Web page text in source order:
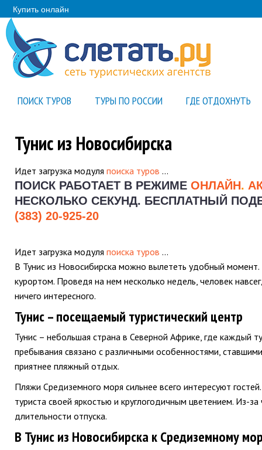
Купить онлайн
ПОИСК ТУРОВ ТУРЫ ПО РОССИИ ГДЕ ОТДОХНУТЬ
Тунис из Новосибирска
Идет загрузка модуля поиска туров …
ПОИСК РАБОТАЕТ В РЕЖИМЕ ОНЛАЙН.
НЕСКОЛЬКО СЕКУНД. БЕСПЛАТНЫЙ
(383) 20-925-20
Идет загрузка модуля поиска туров …
В Тунис из Новосибирска можно вылететь удобный момент.
курортом. Проведя на нем несколько недель, человек
ничего интересного.
Тунис – посещаемый туристический центр
Тунис – небольшая страна в Северной Африке, где каждый
пребывания связано с различными особенностями,
приятнее пляжный отдых.
Пляжи Средиземного моря сильнее всего интересуют
туриста своей яркостью и круглогодичным цветением. Из-
длительности отпуска.
В Тунис из Новосибирска к Средиземному